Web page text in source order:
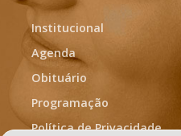
Institucional
Agenda
Obituário
Programação
Política de Privacidade